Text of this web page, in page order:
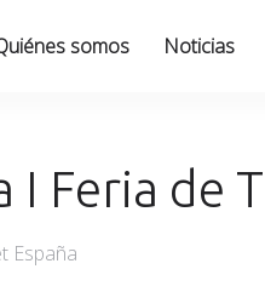
somos Noticias
I Feria de
España